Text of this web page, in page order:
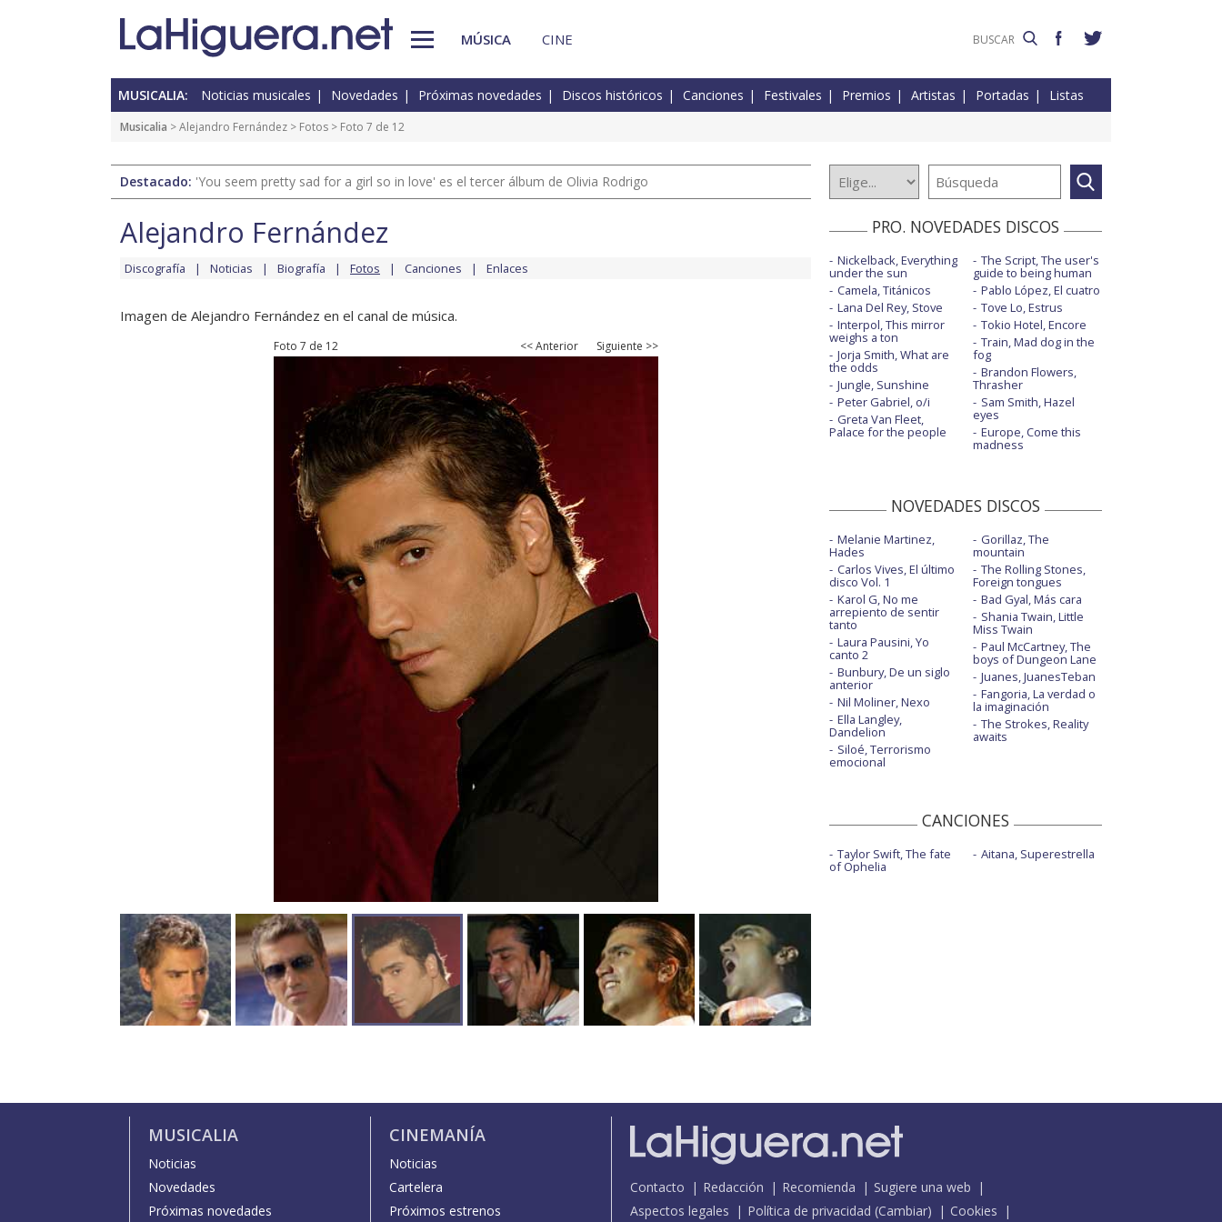
MÚSICA CINE
MUSICALIA: Noticias musicales Novedades Próximas novedades Discos históricos Canciones Festivales Premios Artistas Portadas Listas
Musicalia >Alejandro Fernández > Fotos > Foto 7 de 12
Destacado: 'You seem pretty sad for a girl so in love' es el tercer álbum de Olivia Rodrigo
Alejandro Fernández
Discografía Noticias Biografía Fotos Canciones Enlaces
Imagen de Alejandro Fernández en el canal de música.
Foto 7 de 12 << Anterior Siguiente >>
PRO. NOVEDADES DISCOS
Nickelback, Everything
under the sun
Camela, Titánicos
Lana Del Rey, Stove
Interpol, This mirror
weighs a ton
Jorja Smith, What are
the odds
Jungle, Sunshine
Peter Gabriel, o/i
Greta Van Fleet,
Palace for the people
The Script, The user's
guide to being human
Pablo López, El cuatro
Tove Lo, Estrus
Tokio Hotel, Encore
Train, Mad dog in the
fog
Brandon Flowers,
Thrasher
Sam Smith, Hazel
eyes
Europe, Come this
madness
NOVEDADES DISCOS
Melanie Martinez,
Hades
Carlos Vives, El último
disco Vol. 1
Karol G, No me
arrepiento de sentir
tanto
Laura Pausini, Yo
canto 2
Bunbury, De un siglo
anterior
Nil Moliner, Nexo
Ella Langley,
Dandelion
Siloé, Terrorismo
emocional
Gorillaz, The
mountain
The Rolling Stones,
Foreign tongues
Bad Gyal, Más cara
Shania Twain, Little
Miss Twain
Paul McCartney, The
boys of Dungeon Lane
Juanes, JuanesTeban
Fangoria, La verdad o
la imaginación
The Strokes, Reality
awaits
CANCIONES
Taylor Swift, The fate
of Ophelia
Aitana, Superestrella
MUSICALIA
Noticias
Novedades
Próximas novedades
CINEMANÍA
Noticias
Cartelera
Próximos estrenos
Contacto Redacción Recomienda
Sugiere una web
Aspectos legales
Política de privacidad (Cambiar) Cookies